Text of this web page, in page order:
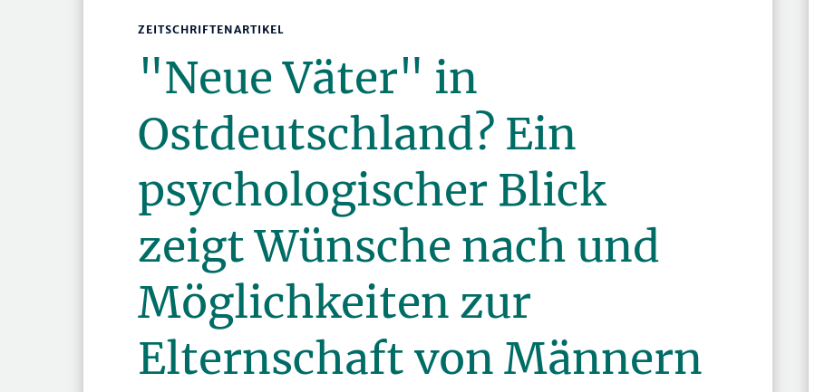
ZEITSCHRIFTENARTIKEL
"Neue Väter" in
Ostdeutschland? Ein
psychologischer Blick
zeigt Wünsche nach und
Möglichkeiten zur
Elternschaft von Männern